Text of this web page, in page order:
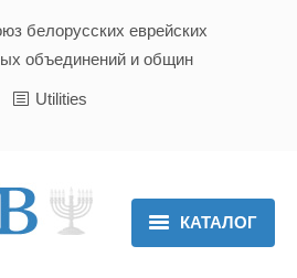
белорусских еврейских
объединений и общин
Utilities
КАТАЛОГ